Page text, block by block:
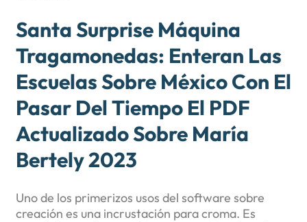
Santa Surprise Máquina
Tragamonedas: Enteran Las
Escuelas Sobre México Con El
Pasar Del Tiempo El PDF
Actualizado Sobre María
Bertely 2023
Uno de los primerizos usos del software sobre
creación es una incrustación para croma. Es